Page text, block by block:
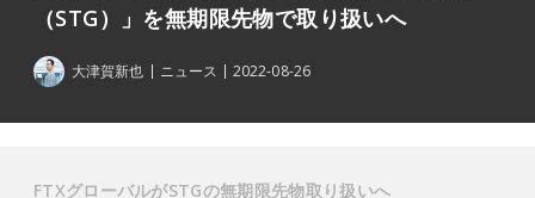
（STG）」を無期限先物で取り扱いへ
大津賀新也 ニュース 2022-08-26
FTXグローバルがSTGの無期限先物取り扱いへ